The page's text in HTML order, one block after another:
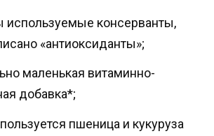
используемые консерванты,
«антиоксиданты»;
маленькая витаминно-
добавка*;
пшеница и кукуруза